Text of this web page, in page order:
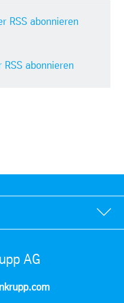
RSS abonnieren
RSS abonnieren
AG